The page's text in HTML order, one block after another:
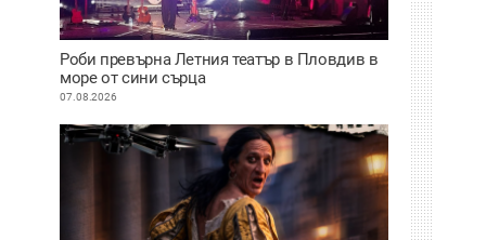
Роби превърна Летния театър в Пловдив в
море от сини сърца
07.08.2026